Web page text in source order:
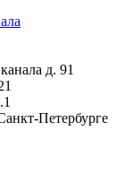
д. 91
Петербурге